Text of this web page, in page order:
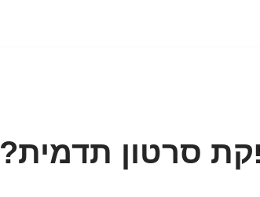
סרטון תדמית?